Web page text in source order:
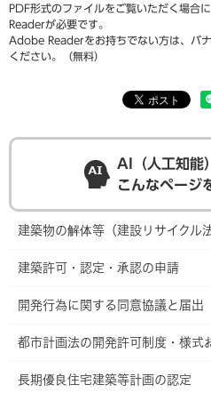
PDF形式のファイルをご覧いただく場
Readerが必要です。
Adobe Readerをお持ちでない方は、バ
ください。（無料）
AI（人工知能
こんなページ
建築物の解体等（建設リサイクル
建築許可・認定・承認の申請
開発行為に関する同意協議と届出
都市計画法の開発許可制度・様式
長期優良住宅建築等計画の認定